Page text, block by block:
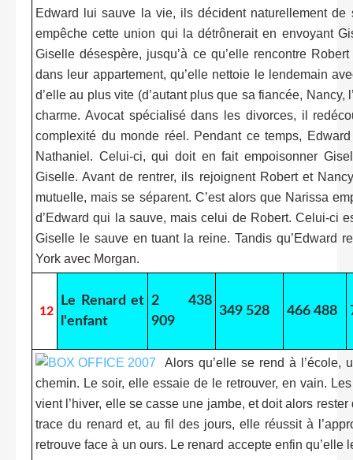
Edward lui sauve la vie, ils décident naturellement
empêche cette union qui la détrônerait en envoyant
Giselle désespère, jusqu’à ce qu’elle rencontre
dans leur appartement, qu’elle nettoie le lendemain
d’elle au plus vite (d’autant plus que sa fiancée,
charme. Avocat spécialisé dans les divorces, il
complexité du monde réel. Pendant ce temps,
Nathaniel. Celui-ci, qui doit en fait empoisonner
Giselle. Avant de rentrer, ils rejoignent Robert et
mutuelle, mais se séparent. C’est alors que Narissa
d’Edward qui la sauve, mais celui de Robert. Celui-ci
Giselle le sauve en tuant la reine. Tandis qu’Edward
York avec Morgan.
12
Le Renard et
l'enfant
2 438
909
349 528 466 488
Alors qu’elle se rend à
chemin. Le soir, elle essaie de le retrouver, en vain.
vient l’hiver, elle se casse une jambe, et doit alors
trace du renard et, au fil des jours, elle réussit à
retrouve face à un ours. Le renard accepte enfin